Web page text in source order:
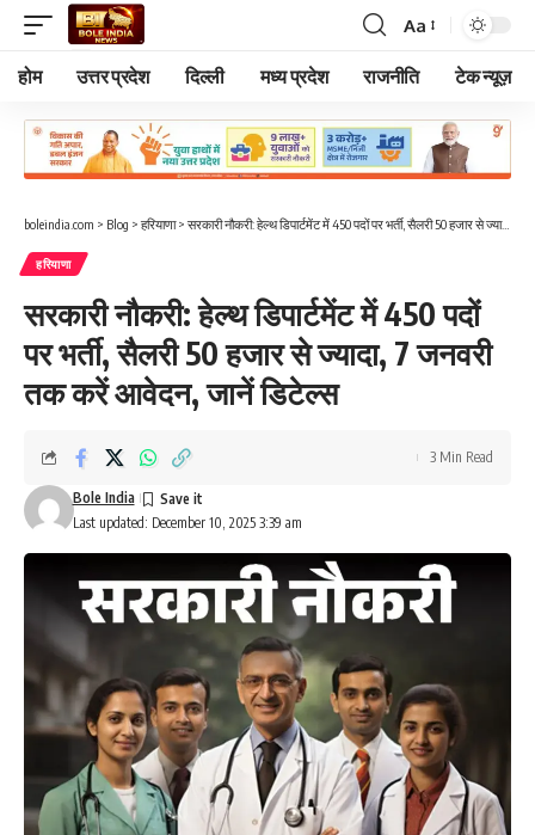
Font
Resizer
Aa
होम उत्तर प्रदेश दिल्ली मध्य प्रदेश राजनीति टेक न्यूज़
boleindia.com > Blog > हरियाणा> सरकारी नौकरी: हेल्थ डिपार्टमेंट में 450 पदों पर भर्ती, सैलरी 50 हजार से ज्यादा, 7 जनवरी तक करें आवेदन, जानें डिटेल्स
हरियाणा
सरकारी नौकरी: हेल्थ डिपार्टमेंट में 450 पदों
पर भर्ती, सैलरी 50 हजार से ज्यादा, 7 जनवरी
तक करें आवेदन, जानें डिटेल्स
Last updated: December 10, 2025 3:39 am
Bole India
3 Min Read